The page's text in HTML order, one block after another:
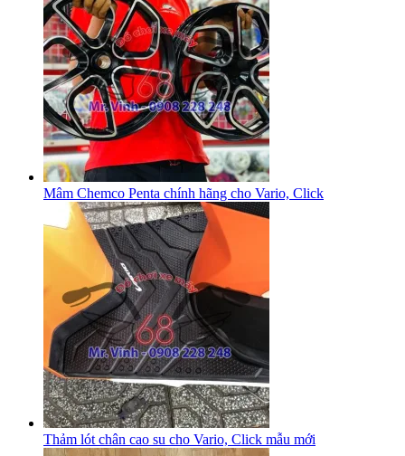
Mâm Chemco Penta chính hãng cho Vario, Click
Thảm lót chân cao su cho Vario, Click mẫu mới